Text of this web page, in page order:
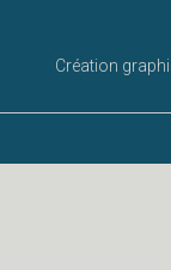
Création